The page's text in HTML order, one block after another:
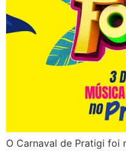
O Carnaval de Pratigi foi